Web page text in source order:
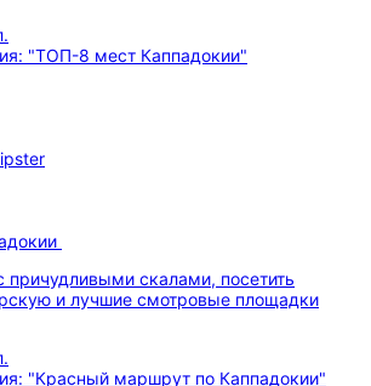
причудливыми скалами, посетить
и лучшие смотровые площадки